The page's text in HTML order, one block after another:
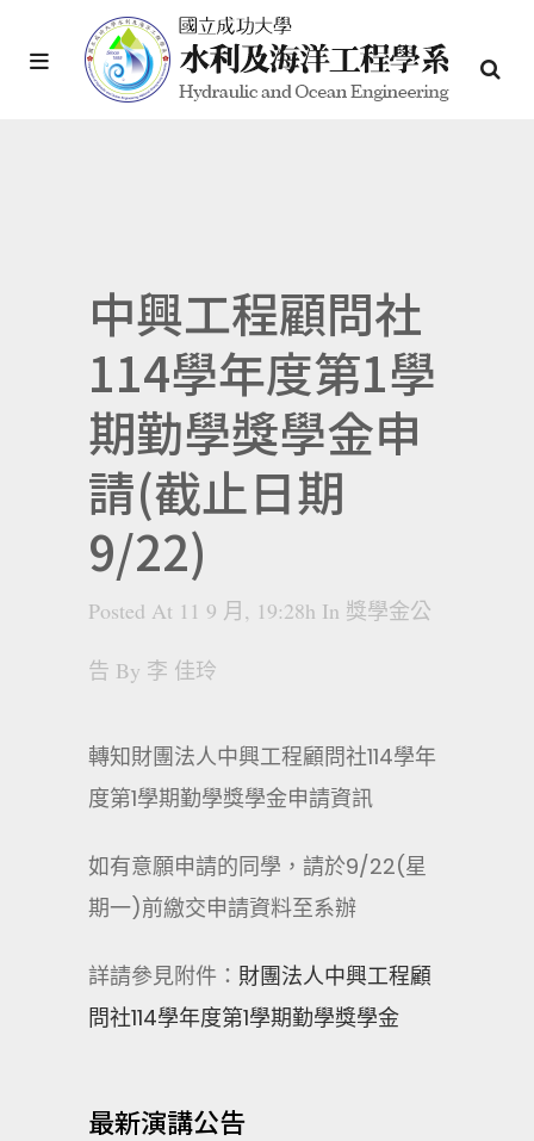
中興工程顧問社
114學年度第1學
期勤學獎學金申
請(截止日期
9/22)
Posted At 11 9 月, 19:28h In 獎學金公
告 By 李 佳玲
轉知財團法人中興工程顧問社114學年
度第1學期勤學獎學金申請資訊
如有意願申請的同學，請於9/22(星
期一)前繳交申請資料至系辦
詳請參見附件： 財團法人中興工程顧
問社114學年度第1學期勤學獎學金
最新演講公告